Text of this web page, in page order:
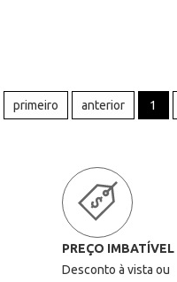
primeiro anterior 1
PREÇO IMBATÍVEL
Desconto à vista ou